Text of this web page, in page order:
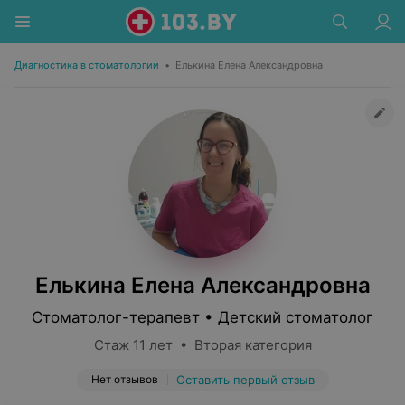
Диагностика в стоматологии • Елькина Елена Александровна
Елькина Елена Александровна
Стоматолог-терапевт • Детский стоматолог
Стаж 11 лет • Вторая категория
Нет отзывов Оставить первый отзыв